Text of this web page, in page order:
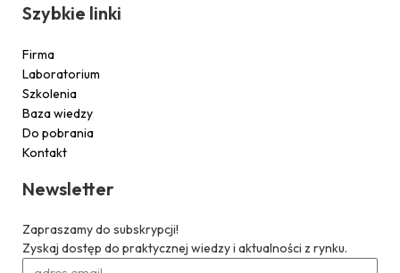
Szybkie linki
Firma
Laboratorium
Szkolenia
Baza wiedzy
Do pobrania
Kontakt
Newsletter
Zapraszamy do subskrypcji!
Zyskaj dostęp do praktycznej wiedzy i aktualności z rynku.